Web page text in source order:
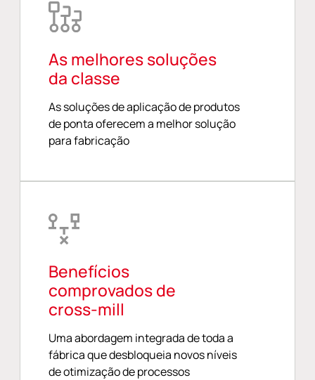
As melhores soluções
da classe
As soluções de aplicação de produtos
de ponta oferecem a melhor solução
para fabricação
Benefícios
comprovados de
cross-mill
Uma abordagem integrada de toda a
fábrica que desbloqueia novos níveis
de otimização de processos